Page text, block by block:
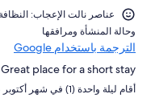
و⁦حالة المنشأة ومرافقها⁩
الترجمة باستخدام Google
Great place for a short stay.
أقام ليلة واحدة (1) في شهر أكتوبر عام 2024